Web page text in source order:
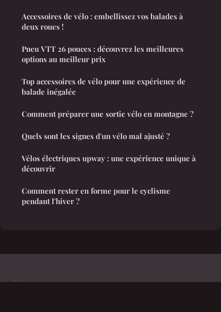
Accessoires de vélo : embellissez vos balades à
deux roues !
Pneu VTT 26 pouces : découvrez les meilleures
options au meilleur prix
Top accessoires de vélo pour une expérience de
balade inégalée
Comment préparer une sortie vélo en montagne ?
Quels sont les signes d'un vélo mal ajusté ?
Vélos électriques upway : une expérience unique à
découvrir
Comment rester en forme pour le cyclisme
pendant l'hiver ?
Oeil Laser